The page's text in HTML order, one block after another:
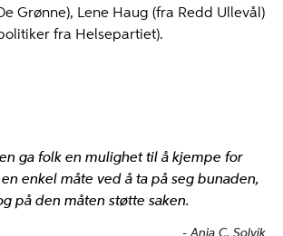
Grønne), Lene Haug (fra Redd Ullevål)
fra Helsepartiet).
ga folk en mulighet til å kjempe for
enkel måte ved å ta på seg bunaden,
på den måten støtte saken.